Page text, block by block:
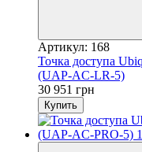
Артикул: 168
Точка доступа
(UAP-AC-LR-5)
30 951 грн
Купить